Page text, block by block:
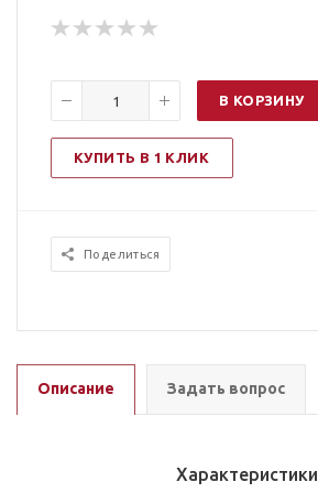
В КОРЗИНУ
КУПИТЬ В 1 КЛИК
Поделиться
Описание Задать вопрос
Характеристики